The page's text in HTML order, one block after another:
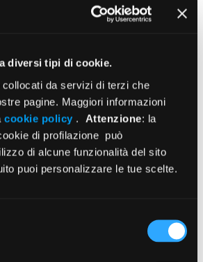
diversi tipi di cookie.
da servizi di terzi che
pagine. Maggiori informazioni
cookie policy . Attenzione: la
di profilazione può
di alcune funzionalità del sito
puoi personalizzare le tue scelte.
Telefonica
PECprotocollo@pec.enpam.it
ore 9,00-13,00 e dalle 14.30 alle
i funzionari:
medici e degli odontoiatri